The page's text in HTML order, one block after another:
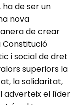
ha de ser un
nova
de crear
Constitució
i social de dret
superiors la
la solidaritat,
adverteix el líder